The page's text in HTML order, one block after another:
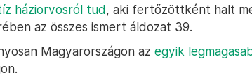
háziorvosról tud, aki fertőzöttként halt
az összes ismert áldozat 39.
Magyarországon az egyik